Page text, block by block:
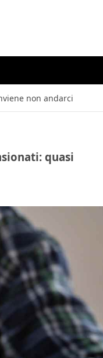
non andarci
quasi